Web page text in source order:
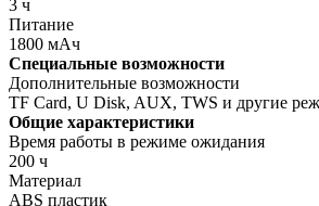
3 ч
Питание
1800 мАч
Специальные возможности
Дополнительные возможности
TF Card, U Disk, AUX, TWS и другие
Общие характеристики
Время работы в режиме ожидания
200 ч
Материал
ABS пластик